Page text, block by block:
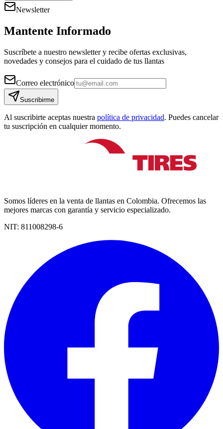
Newsletter
Mantente Informado
Suscríbete a nuestro newsletter y recibe ofertas exclusivas,
novedades y consejos para el cuidado de tus llantas
Correo electrónico
Suscribirme
Al suscribirte aceptas nuestra política de privacidad. Puedes cancelar
tu suscripción en cualquier momento.
Somos líderes en la venta de llantas en Colombia. Ofrecemos las
mejores marcas con garantía y servicio especializado.
NIT: 811008298-6